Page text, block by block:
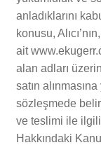
anladıklarını
konusu,
ait
alan adları
satın
sözleşmede
ve teslimi ile
Hakkındaki